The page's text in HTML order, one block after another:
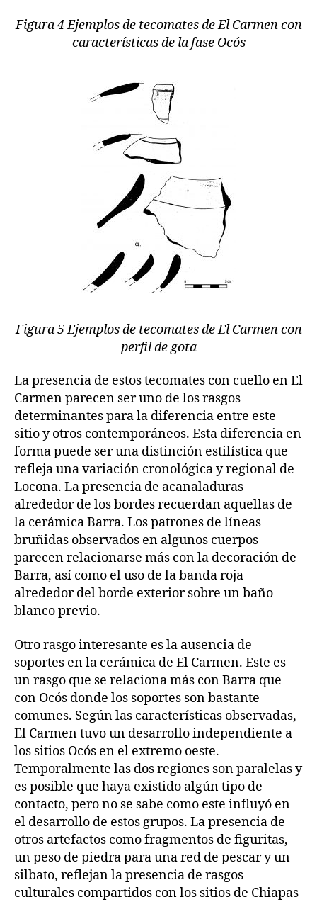
Figura 4 Ejemplos de tecomates de El Carmen con
características de la fase Ocós
Figura 5 Ejemplos de tecomates de El Carmen con
perfil de gota
La presencia de estos tecomates con cuello en El
Carmen parecen ser uno de los rasgos
determinantes para la diferencia entre este
sitio y otros contemporáneos. Esta diferencia en
forma puede ser una distinción estilística que
refleja una variación cronológica y regional de
Locona. La presencia de acanaladuras
alrededor de los bordes recuerdan aquellas de
la cerámica Barra. Los patrones de líneas
bruñidas observados en algunos cuerpos
parecen relacionarse más con la decoración de
Barra, así como el uso de la banda roja
alrededor del borde exterior sobre un baño
blanco previo.
Otro rasgo interesante es la ausencia de
soportes en la cerámica de El Carmen. Este es
un rasgo que se relaciona más con Barra que
con Ocós donde los soportes son bastante
comunes. Según las características observadas,
El Carmen tuvo un desarrollo independiente a
los sitios Ocós en el extremo oeste.
Temporalmente las dos regiones son paralelas y
es posible que haya existido algún tipo de
contacto, pero no se sabe como este influyó en
el desarrollo de estos grupos. La presencia de
otros artefactos como fragmentos de figuritas,
un peso de piedra para una red de pescar y un
silbato, reflejan la presencia de rasgos
culturales compartidos con los sitios de Chiapas